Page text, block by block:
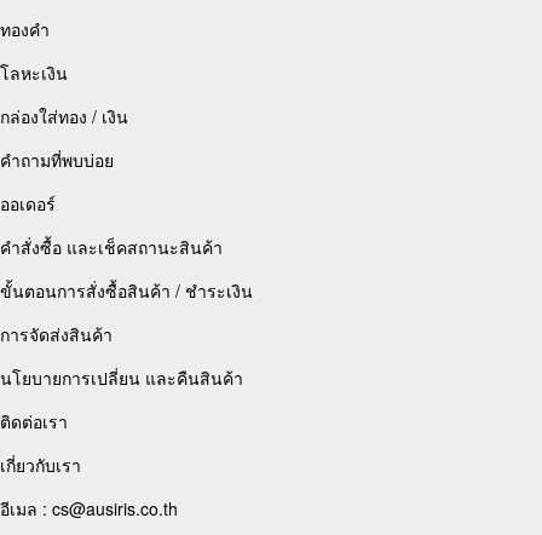
ทองคำ
โลหะเงิน
กล่องใส่ทอง / เงิน
คำถามที่พบบ่อย
ออเดอร์
คำสั่งซื้อ และเช็คสถานะสินค้า
ขั้นตอนการสั่งซื้อสินค้า / ชำระเงิน
การจัดส่งสินค้า
นโยบายการเปลี่ยน และคืนสินค้า
ติดต่อเรา
เกี่ยวกับเรา
อีเมล : cs@ausiris.co.th